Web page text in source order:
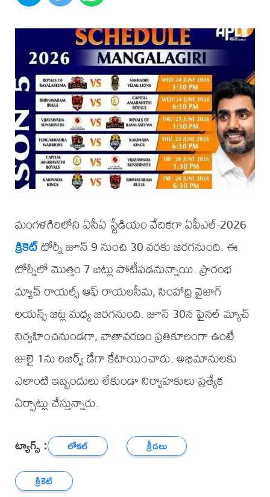
మంగళగిరిలోని ఏసీఏ స్టేడియం వేదికగా ఏపీఎల్-2026
క్రికెట్టోర్నీ జూన్ 9 నుంచి 30 వరకు జరగనుంది. ఈ
టోర్నీలో మొత్తం 7 జట్లు పోటీపడనున్నాయి. ప్రారంభ
మ్యాచ్ రాయల్స్ ఆఫ్ రాయలసీమ, సింహాద్రి వైజాగ్
లయన్స్ జట్ల మధ్య జరగనుంది. జూన్ 30న ఫైనల్ మ్యాచ్
నిర్వహించనుండగా, వాతావరణం ప్రతికూలంగా ఉంటే
జులై 1ను రిజర్వ్ డేగా కేటాయించారు. అభిమానులకు
ఎలాంటి ఇబ్బందులు లేకుండా నిర్వాహకులు ప్రత్యేక
ఏర్పాట్లు చేస్తున్నారు.
ట్యాగ్స్ : లోకల్
క్రీడలు
క్రికెట్